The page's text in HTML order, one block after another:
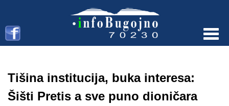
Tišina institucija, buka interesa:
Šišti Pretis a sve puno dioničara